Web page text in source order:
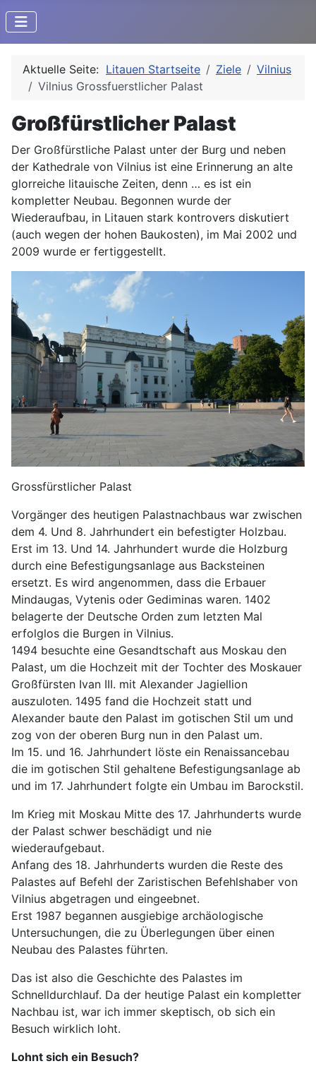
Aktuelle Seite: Litauen Startseite Ziele
Vilnius
Vilnius Grossfuerstlicher Palast
Großfürstlicher Palast
Der Großfürstliche Palast unter der Burg und neben
der Kathedrale von Vilnius ist eine Erinnerung an alte
glorreiche litauische Zeiten, denn … es ist ein
kompletter Neubau. Begonnen wurde der
Wiederaufbau, in Litauen stark kontrovers diskutiert
(auch wegen der hohen Baukosten), im Mai 2002 und
2009 wurde er fertiggestellt.
Grossfürstlicher Palast
Vorgänger des heutigen Palastnachbaus war zwischen
dem 4. Und 8. Jahrhundert ein befestigter Holzbau.
Erst im 13. Und 14. Jahrhundert wurde die Holzburg
durch eine Befestigungsanlage aus Backsteinen
ersetzt. Es wird angenommen, dass die Erbauer
Mindaugas, Vytenis oder Gediminas waren. 1402
belagerte der Deutsche Orden zum letzten Mal
erfolglos die Burgen in Vilnius.
1494 besuchte eine Gesandtschaft aus Moskau den
Palast, um die Hochzeit mit der Tochter des Moskauer
Großfürsten Ivan III. mit Alexander Jagiellion
auszuloten. 1495 fand die Hochzeit statt und
Alexander baute den Palast im gotischen Stil um und
zog von der oberen Burg nun in den Palast um.
Im 15. und 16. Jahrhundert löste ein Renaissancebau
die im gotischen Stil gehaltene Befestigungsanlage ab
und im 17. Jahrhundert folgte ein Umbau im Barockstil.
Im Krieg mit Moskau Mitte des 17. Jahrhunderts wurde
der Palast schwer beschädigt und nie
wiederaufgebaut.
Anfang des 18. Jahrhunderts wurden die Reste des
Palastes auf Befehl der Zaristischen Befehlshaber von
Vilnius abgetragen und eingeebnet.
Erst 1987 begannen ausgiebige archäologische
Untersuchungen, die zu Überlegungen über einen
Neubau des Palastes führten.
Das ist also die Geschichte des Palastes im
Schnelldurchlauf. Da der heutige Palast ein kompletter
Nachbau ist, war ich immer skeptisch, ob sich ein
Besuch wirklich loht.
Lohnt sich ein Besuch?